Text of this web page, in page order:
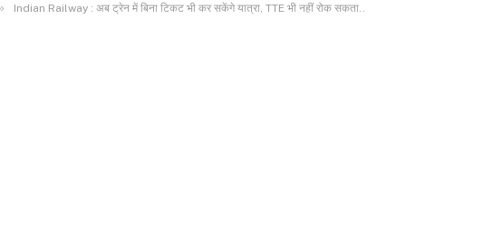
Indian Railway : अब ट्रेन में बिना टिकट भी कर सकेंगे यात्रा, TTE भी नहीं रोक सकता..